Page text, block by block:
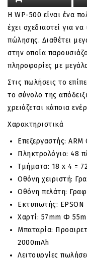
Η WP-500 είναι ένα
έχει σχεδιαστεί για
πώλησης. Διαθέτει
στην οποία
πληροφορίες με
Στις πωλήσεις το
το σύνολο της
χρειάζεται κάποια
Χαρακτηριστικά
Επεξεργαστής: ARM
Πληκτρολόγιο: 48
Τμήματα: 18 x 4 =
Οθόνη χειριστή:
Οθόνη πελάτη:
Εκτυπωτής: EPSON
Χαρτί: 57mm Φ
Μπαταρία:
2000mAh
Λειτουργίες